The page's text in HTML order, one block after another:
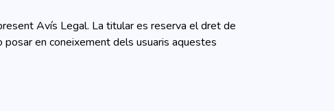
Avís Legal. La titular es reserva el dret de
en coneixement dels usuaris aquestes